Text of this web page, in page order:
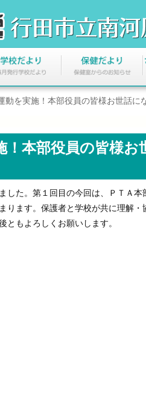
動を実施！本部役員の皆様お世話に
本部役員の皆様お
た。第１回目の今回は、ＰＴＡ本
ります。保護者と学校が共に理解
ともよろしくお願いします。